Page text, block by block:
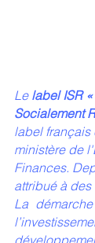
Le label ISR
Socialement
label français
ministère de
Finances.
attribué à
La